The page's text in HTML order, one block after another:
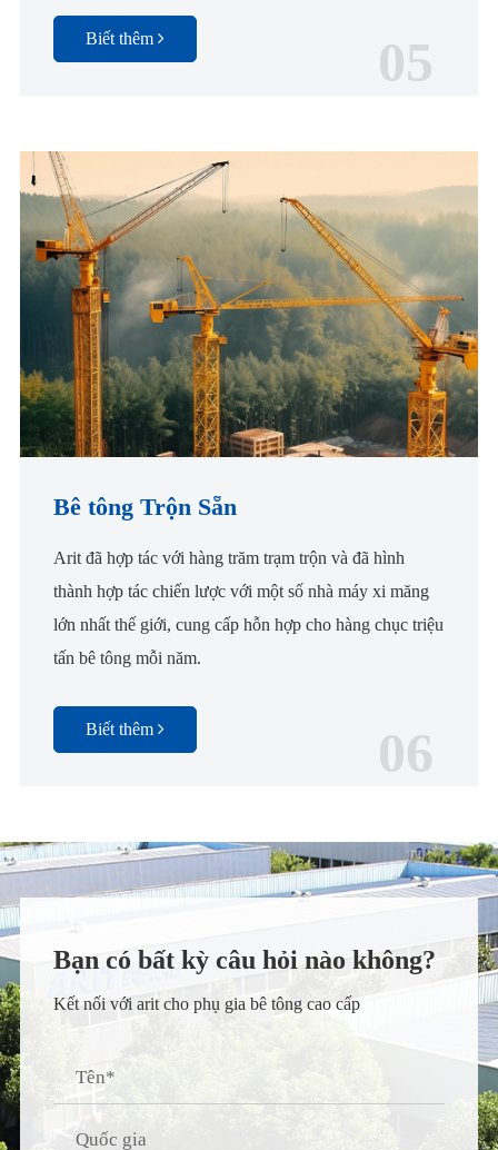
Biết thêm 05
Bê tông Trộn Sẵn
Arit đã hợp tác với hàng trăm trạm trộn và đã hình
thành hợp tác chiến lược với một số nhà máy xi măng
lớn nhất thế giới, cung cấp hỗn hợp cho hàng chục triệu
tấn bê tông mỗi năm.
Biết thêm 06
Bạn có bất kỳ câu hỏi nào không?
Kết nối với arit cho phụ gia bê tông cao cấp